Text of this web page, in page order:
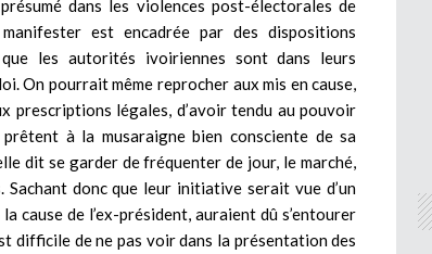
dans les violences post-électorales de
est encadrée par des dispositions
les autorités ivoiriennes sont dans leurs
On pourrait même reprocher aux mis en cause,
prescriptions légales, d’avoir tendu au pouvoir
à la musaraigne bien consciente de sa
dit se garder de fréquenter de jour, le marché,
donc que leur initiative serait vue d’un
cause de l’ex-président, auraient dû s’entourer
difficile de ne pas voir dans la présentation des